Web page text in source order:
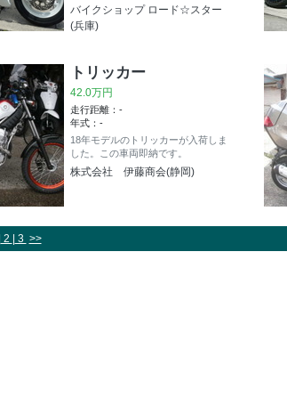
バイクショップ ロード☆スター
(兵庫)
トリッカー
42.0万円
走行距離：-
年式：-
18年モデルのトリッカーが入荷しま
した。この車両即納です。
株式会社 伊藤商会(静岡)
2 3 >>